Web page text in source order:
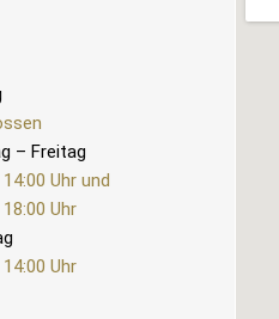
– Freitag
Uhr und
Uhr
Uhr